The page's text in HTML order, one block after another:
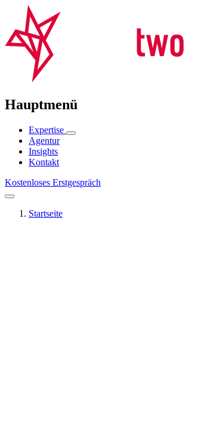
Hauptmenü
Expertise
Agentur
Insights
Kontakt
Kostenloses Erstgespräch
Startseite